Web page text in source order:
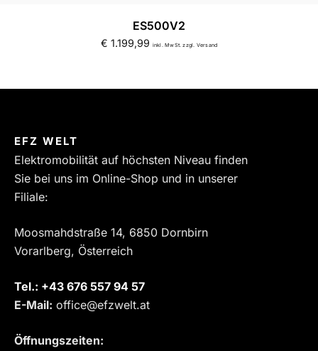
ES500V2
€ 1.199,99 inkl. MwSt. zzgl. Versand
EFZ WELT
Elektromobilität auf höchsten Niveau finden
Sie bei uns im Online-Shop und in unserer
Filiale:
Moosmahdstraße 14, 6850 Dornbirn
Vorarlberg, Österreich
Tel.: ‎+43 676 557 94 57
E-Mail: office@efzwelt.at
Öffnungszeiten: